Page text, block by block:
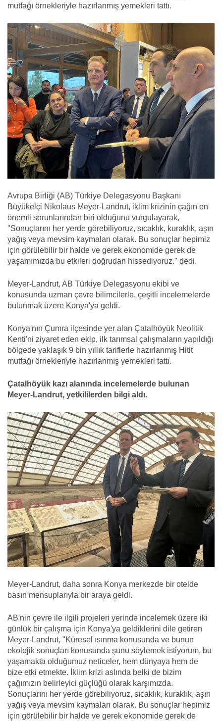
mutfağı örnekleriyle hazırlanmış yemekleri tattı.
Avrupa Birliği (AB) Türkiye Delegasyonu Başkanı
Büyükelçi Nikolaus Meyer-Landrut, iklim krizinin çağın en
önemli sorunlarından biri olduğunu vurgulayarak,
"Sonuçlarını her yerde görebiliyoruz, sıcaklık, kuraklık, aşırı
yağış veya mevsim kaymaları olarak. Bu sonuçlar hepimiz
için görülebilir bir halde ve gerek ekonomide gerek de
yaşamımızda bu etkileri doğrudan hissediyoruz." dedi.
Meyer-Landrut, AB Türkiye Delegasyonu ekibi ve
konusunda uzman çevre bilimcilerle, çeşitli incelemelerde
bulunmak üzere Konya'ya geldi.
Konya'nın Çumra ilçesinde yer alan Çatalhöyük Neolitik
Kenti'ni ziyaret eden ekip, ilk tarımsal çalışmaların yapıldığı
bölgede yaklaşık 9 bin yıllık tariflerle hazırlanmış Hitit
mutfağı örnekleriyle hazırlanmış yemekleri tattı.
Çatalhöyük kazı alanında incelemelerde bulunan
Meyer-Landrut, yetkililerden bilgi aldı.
Meyer-Landrut, daha sonra Konya merkezde bir otelde
basın mensuplarıyla bir araya geldi.
AB'nin çevre ile ilgili projeleri yerinde incelemek üzere iki
günlük bir çalışma için Konya'ya geldiklerini dile getiren
Meyer-Landrut, "Küresel ısınma konusunda ve bunun
ekolojik sonuçları konusunda şunu söylemek istiyorum, bu
yaşamakta olduğumuz neticeler, hem dünyaya hem de
bize etki etmekte. İklim krizi aslında belki de bizim
çağımızın belirleyici güçlüğü olarak karşımızda.
Sonuçlarını her yerde görebiliyoruz, sıcaklık, kuraklık, aşırı
yağış veya mevsim kaymaları olarak. Bu sonuçlar hepimiz
için görülebilir bir halde ve gerek ekonomide gerek de